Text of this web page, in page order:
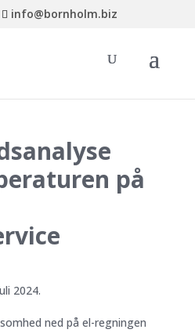
info@bornholm.biz
på
2024.